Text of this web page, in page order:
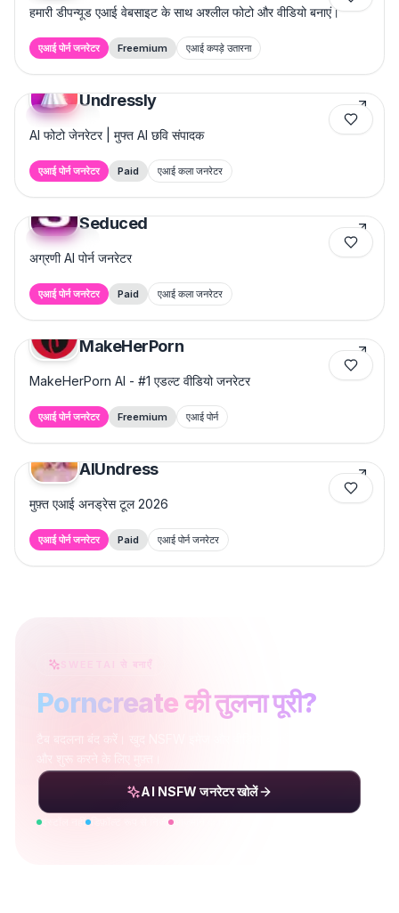
हमारी डीपन्यूड एआई वेबसाइट के साथ अश्लील फोटो और वीडियो बनाएं।
एआई पोर्न जनरेटर Freemium एआई कपड़े उतारना
Featured
Undressly
AI फोटो जेनरेटर | मुफ्त AI छवि संपादक
एआई पोर्न जनरेटर Paid एआई कला जनरेटर
Featured
Seduced
अग्रणी AI पोर्न जनरेटर
एआई पोर्न जनरेटर Paid एआई कला जनरेटर
MakeHerPorn
MakeHerPorn AI - #1 एडल्ट वीडियो जनरेटर
एआई पोर्न जनरेटर Freemium एआई पोर्न
AIUndress
मुफ़्त एआई अनड्रेस टूल 2026
एआई पोर्न जनरेटर Paid एआई पोर्न जनरेटर
SWEETAI से बनाएँ
Porncreate की तुलना पूरी?
AI NSFW जनरेटर खोलें